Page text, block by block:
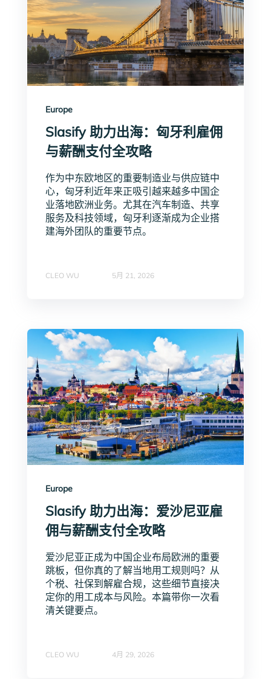
Europe
Slasify 助力出海：匈牙利雇佣
与薪酬支付全攻略
作为中东欧地区的重要制造业与供应链中
心，匈牙利近年来正吸引越来越多中国企
业落地欧洲业务。尤其在汽车制造、共享
服务及科技领域，匈牙利逐渐成为企业搭
建海外团队的重要节点。
CLEO WU 5月 21, 2026
Europe
Slasify 助力出海：爱沙尼亚雇
佣与薪酬支付全攻略
爱沙尼亚正成为中国企业布局欧洲的重要
跳板，但你真的了解当地用工规则吗？从
个税、社保到解雇合规，这些细节直接决
定你的用工成本与风险。本篇带你一次看
清关键要点。
CLEO WU 4月 29, 2026